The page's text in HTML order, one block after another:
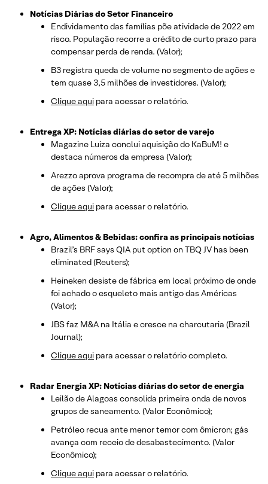
Notícias Diárias do Setor Financeiro
Endividamento das famílias põe atividade de 2022 em
risco. População recorre a crédito de curto prazo para
compensar perda de renda. (Valor);
B3 registra queda de volume no segmento de ações e
tem quase 3,5 milhões de investidores. (Valor);
Clique aqui para acessar o relatório.
Entrega XP: Notícias diárias do setor de varejo
Magazine Luiza conclui aquisição do KaBuM! e
destaca números da empresa (Valor);
Arezzo aprova programa de recompra de até 5 milhões
de ações (Valor);
Clique aqui para acessar o relatório.
Agro, Alimentos & Bebidas: confira as principais notícias
Brazil’s BRF says QIA put option on TBQ JV has been
eliminated (Reuters);
Heineken desiste de fábrica em local próximo de onde
foi achado o esqueleto mais antigo das Américas
(Valor);
JBS faz M&A na Itália e cresce na charcutaria (Brazil
Journal);
Clique aqui para acessar o relatório completo.
Radar Energia XP: Notícias diárias do setor de energia
Leilão de Alagoas consolida primeira onda de novos
grupos de saneamento. (Valor Econômico);
Petróleo recua ante menor temor com ômicron; gás
avança com receio de desabastecimento. (Valor
Econômico);
Clique aqui para acessar o relatório.